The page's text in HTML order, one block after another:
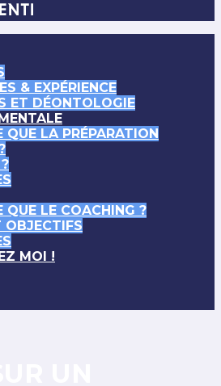
& EXPÉRIENCE
ET DÉONTOLOGIE
QUE LA PRÉPARATION
QUE LE COACHING ?
OBJECTIFS
MOI !